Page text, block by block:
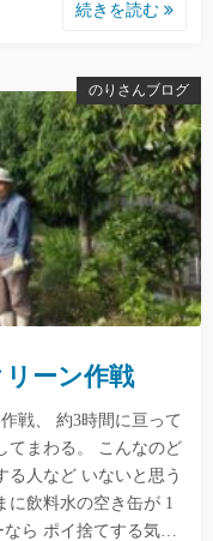
続きを読む
のりさんブログ
リーン作戦
戦、 約3時間に亘って
てまわる。 こんなのど
る人など いないと思う
に飲料水の空き缶が 1
なら ポイ捨てする気…